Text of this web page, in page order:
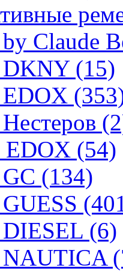
Claude
(15)
EDOX (54)
(134)
(6)